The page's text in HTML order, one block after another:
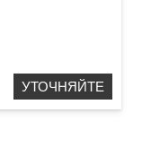
УТОЧНЯЙТЕ